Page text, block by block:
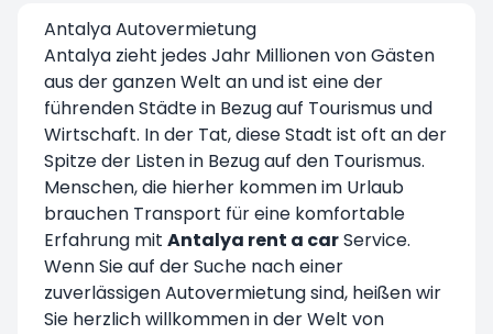
Antalya Autovermietung
Antalya zieht jedes Jahr Millionen von Gästen
aus der ganzen Welt an und ist eine der
führenden Städte in Bezug auf Tourismus und
Wirtschaft. In der Tat, diese Stadt ist oft an der
Spitze der Listen in Bezug auf den Tourismus.
Menschen, die hierher kommen im Urlaub
brauchen Transport für eine komfortable
Erfahrung mit Antalya rent a carService.
Wenn Sie auf der Suche nach einer
zuverlässigen Autovermietung sind, heißen wir
Sie herzlich willkommen in der Welt von